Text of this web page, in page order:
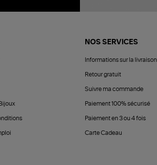
NOS SERVICES
Informations sur la livraison
Retour gratuit
Suivre ma commande
Paiement 100% sécurisé
Paiement en 3 ou 4 fois
Carte Cadeau